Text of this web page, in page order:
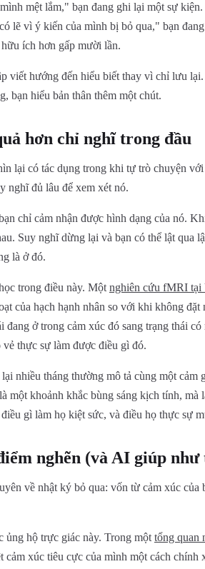
mệt lắm," bạn đang ghi lại một sự
lẽ vì ý kiến của mình bị bỏ qua," bạn
ích hơn gấp mười lần.
viết hướng đến hiểu biết thay vì chỉ lưu
bạn hiểu bản thân thêm một chút.
hơn chỉ nghĩ trong đầu
lại có tác dụng trong khi tự trò chuyện
nghĩ đủ lâu để xem xét nó.
chỉ cảm nhận được hình dạng của nó.
Suy nghĩ dừng lại và bạn có thể lật qua
là ở đó.
trong điều này. Một nghiên cứu fMRI
của hạch hạnh nhân so với khi không
đang ở trong cảm xúc đó sang trạng thái
thực sự làm được điều gì đó.
nhiều tháng thường mô tả cùng một cảm
một khoảnh khắc bùng sáng kịch tính, mà
gì làm họ kiệt sức, và điều họ thực sự
nghẽn (và AI giúp như
về nhật ký bỏ qua: vốn từ cảm xúc của
ủng hộ trực giác này. Trong một tổng quan
cảm xúc tiêu cực của mình một cách